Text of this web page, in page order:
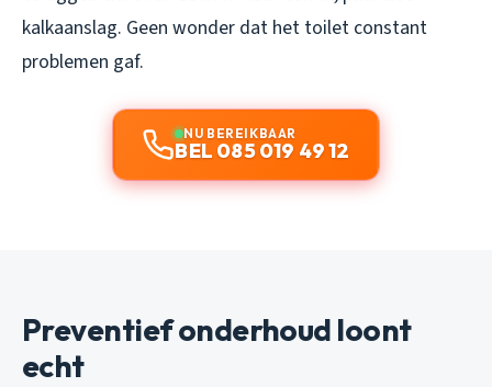
kalkaanslag. Geen wonder dat het toilet constant
problemen gaf.
NU BEREIKBAAR
BEL 085 019 49 12
Preventief onderhoud loont
echt